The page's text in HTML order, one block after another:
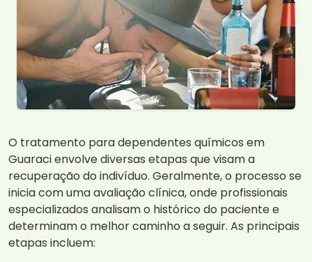
O tratamento para dependentes químicos em
Guaraci envolve diversas etapas que visam a
recuperação do indivíduo. Geralmente, o processo se
inicia com uma avaliação clínica, onde profissionais
especializados analisam o histórico do paciente e
determinam o melhor caminho a seguir. As principais
etapas incluem: